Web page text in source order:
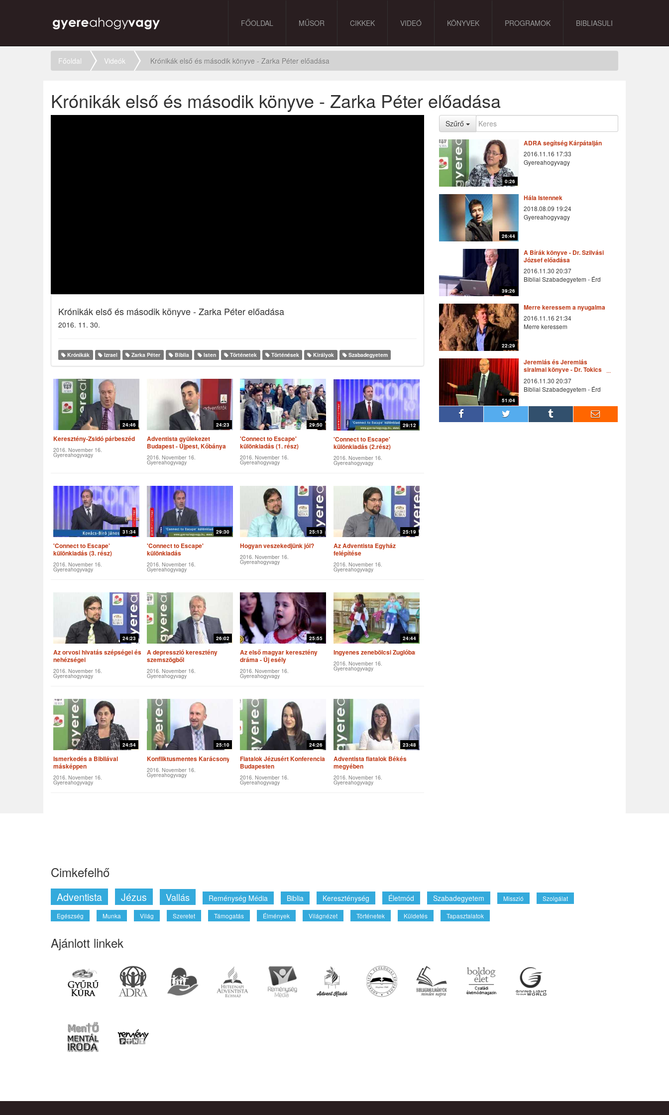
FŐOLDAL MŰSOR CIKKEK VIDEÓ KÖNYVEK PROGRAMOK BIBLIASULI
Főoldal Videók Krónikák első és második könyve - Zarka Péter előadása
Krónikák első és második könyve - Zarka Péter előadása
Krónikák első és második könyve - Zarka Péter előadása
2016. 11. 30.
Krónikák Izrael Zarka Péter Biblia Isten Történetek Történések Királyok Szabadegyetem
24:46
Keresztény-Zsidó párbeszéd
2016. November 16.
Gyereahogyvagy
24:23
Adventista gyülekezet
Budapest - Újpest, Kőbánya
2016. November 16.
Gyereahogyvagy
29:50
'Connect to Escape'
különkiadás (1. rész)
2016. November 16.
Gyereahogyvagy
29:12
'Connect to Escape'
különkiadás (2.rész)
2016. November 16.
Gyereahogyvagy
31:34
'Connect to Escape'
különkiadás (3. rész)
2016. November 16.
Gyereahogyvagy
29:30
'Connect to Escape'
különkiadás
2016. November 16.
Gyereahogyvagy
25:13
Hogyan veszekedjünk jól?
2016. November 16.
Gyereahogyvagy
25:19
Az Adventista Egyház
felépítése
2016. November 16.
Gyereahogyvagy
24:23
Az orvosi hivatás szépségei és
nehézségei
2016. November 16.
Gyereahogyvagy
26:02
A depresszió keresztény
szemszögből
2016. November 16.
Gyereahogyvagy
25:55
Az első magyar keresztény
dráma - Új esély
2016. November 16.
Gyereahogyvagy
24:44
Ingyenes zenebölcsi Zuglóban
2016. November 16.
Gyereahogyvagy
24:54
Ismerkedés a Bibliával
másképpen
2016. November 16.
Gyereahogyvagy
25:10
Konfliktusmentes Karácsony
2016. November 16.
Gyereahogyvagy
24:26
Fiatalok Jézusért Konferencia
Budapesten
2016. November 16.
Gyereahogyvagy
23:48
Adventista fiatalok Békés
megyében
2016. November 16.
Gyereahogyvagy
Szűrő
0:26
ADRA segítség Kárpátalján
2016.11.16 17:33
Gyereahogyvagy
26:44
Hála Istennek
2018.08.09 19:24
Gyereahogyvagy
39:26
A Bírák könyve - Dr. Szilvási
József előadása
2016.11.30 20:37
Bibliai Szabadegyetem - Érd
22:29
Merre keressem a nyugalmat?
2016.11.16 21:34
Merre keressem
51:04
Jeremiás és Jeremiás
siralmai könyve - Dr. Tokics
Imre előadása
2016.11.30 20:37
Bibliai Szabadegyetem - Érd
Cimkefelhő
Adventista Jézus Vallás Reménység Média Biblia Kereszténység Életmód Szabadegyetem Misszió Szolgálat
Egészség Munka Világ Szeretet Támogatás Élmények Világnézet Történetek Küldetés Tapasztalatok
Ajánlott linkek